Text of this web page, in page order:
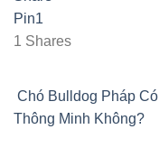
Pin1
1 Shares
Chó Bulldog Pháp Có
Thông Minh Không?